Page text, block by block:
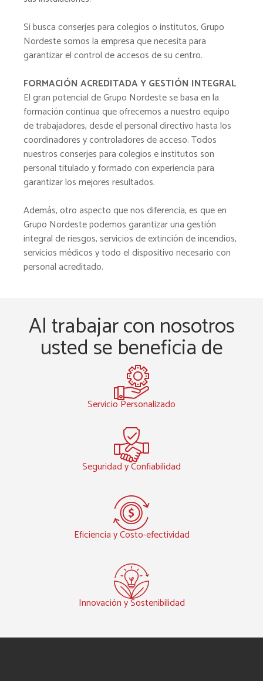
Si busca conserjes para colegios o institutos, Grupo
Nordeste somos la empresa que necesita para
garantizar el control de accesos de su centro.
FORMACIÓN ACREDITADA Y GESTIÓN INTEGRAL
El gran potencial de Grupo Nordeste se basa en la
formación continua que ofrecemos a nuestro equipo
de trabajadores, desde el personal directivo hasta los
coordinadores y controladores de acceso. Todos
nuestros conserjes para colegios e institutos son
personal titulado y formado con experiencia para
garantizar los mejores resultados.
Además, otro aspecto que nos diferencia, es que en
Grupo Nordeste podemos garantizar una gestión
integral de riesgos, servicios de extinción de incendios,
servicios médicos y todo el dispositivo necesario con
personal acreditado.
Al trabajar con nosotros
usted se beneficia de
Servicio Personalizado
Seguridad y Confiabilidad
Eficiencia y Costo-efectividad
Innovación y Sostenibilidad